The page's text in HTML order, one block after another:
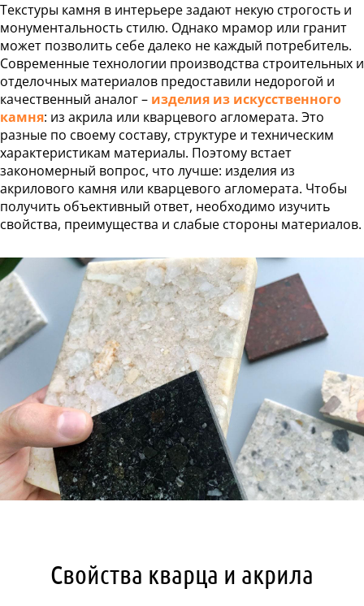
ЦЕНЫ
и оплата
Карта
сайта
Текстуры камня в интерьере задают некую строгость и
монументальность стилю. Однако мрамор или гранит
может позволить себе далеко не каждый потребитель.
Современные технологии производства строительных и
отделочных материалов предоставили недорогой и
качественный аналог – изделия из искусственного
камня: из акрила или кварцевого агломерата. Это
разные по своему составу, структуре и техническим
характеристикам материалы. Поэтому встает
закономерный вопрос, что лучше: изделия из
акрилового камня или кварцевого агломерата. Чтобы
получить объективный ответ, необходимо изучить
свойства, преимущества и слабые стороны материалов.
Свойства кварца и акрила